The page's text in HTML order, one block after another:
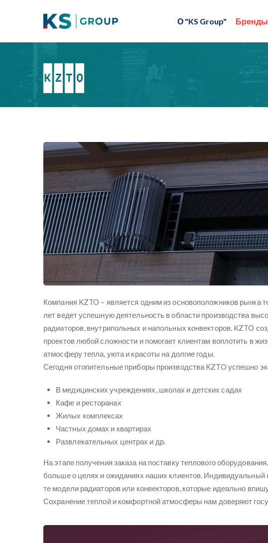
О "KS Group" Бренды
Компания KZTO – является одним из основоположников рынка
лет ведет успешную деятельность в области производства
радиаторов, внутрипольных и напольных конвекторов. KZTO
проектов любой сложности и помогает клиентам воплотить в
атмосферу тепла, уюта и красоты на долгие годы.
Сегодня отопительные приборы производства KZTO успешно
В медицинских учреждениях, школах и детских садах
Кафе и ресторанах
Жилых комплексах
Частных домах и квартирах
Развлекательных центрах и др.
На этапе получения заказа на поставку теплового
больше о целях и ожиданиях наших клиентов. Индивидуальный
те модели радиаторов или конвекторов, которые идеально
Сохранение теплой и комфортной атмосферы нам доверяют